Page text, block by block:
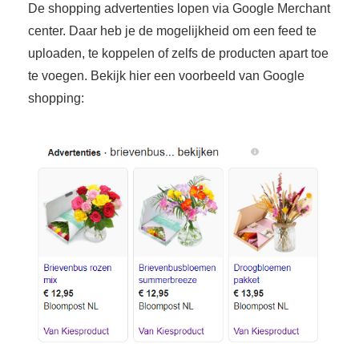
De shopping advertenties lopen via Google Merchant
center. Daar heb je de mogelijkheid om een feed te
uploaden, te koppelen of zelfs de producten apart toe
te voegen. Bekijk hier een voorbeeld van Google
shopping: